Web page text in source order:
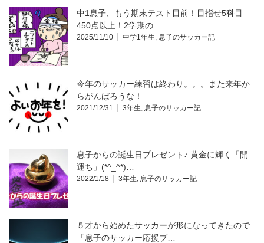
中1息子、もう期末テスト目前！目指せ5科目
450点以上！2学期の…
2025/11/10 中学1年生 息子のサッカー記
今年のサッカー練習は終わり。。。また来年か
らがんばろうな！
2021/12/31 3年生 息子のサッカー記
息子からの誕生日プレゼント♪ 黄金に輝く「開
運ち」(*^_^*)…
2022/1/18 3年生 息子のサッカー記
５才から始めたサッカーが形になってきたので
「息子のサッカー応援ブ…